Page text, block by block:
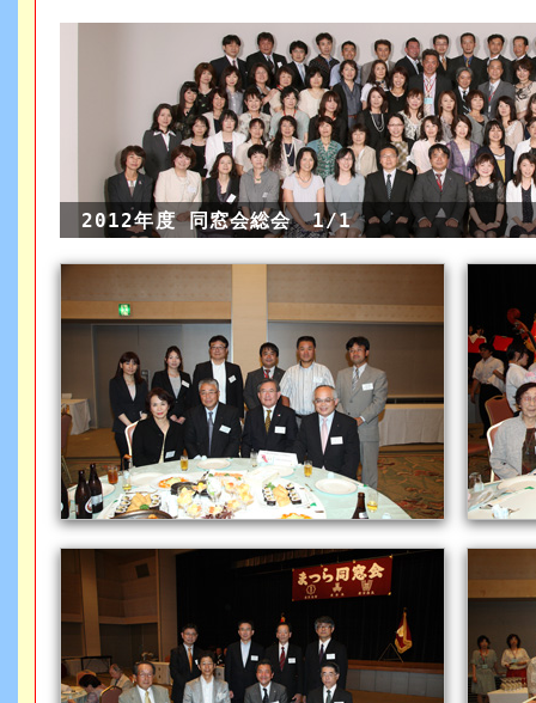
2012年度 同窓会総会 1/1